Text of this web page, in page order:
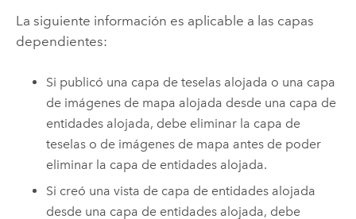
La siguiente información es aplicable a las capas
dependientes:
Si publicó una capa de teselas alojada o una capa
de imágenes de mapa alojada desde una capa de
entidades alojada, debe eliminar la capa de
teselas o de imágenes de mapa antes de poder
eliminar la capa de entidades alojada.
Si creó una vista de capa de entidades alojada
desde una capa de entidades alojada, debe